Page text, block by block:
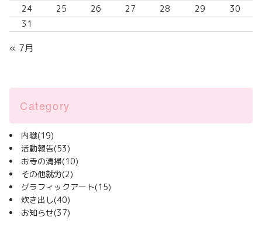
24
25 26 27 28 29
30
31
« 7月
Category
内職(19)
活動報告(53)
お寺の清掃(10)
その他就労(2)
グラフィックアート(15)
炊き出し(40)
お知らせ(37)